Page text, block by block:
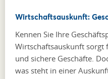
Wirtschaftsauskunft:
Kennen Sie Ihre
Wirtschaftsauskunft sorgt
und sichere Geschäfte.
was steht in einer